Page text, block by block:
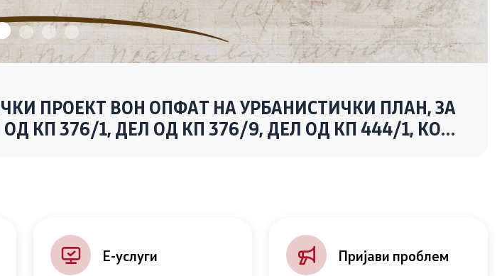
Завршени конкурси
Со еден клик до сите услуги
ПРОЕКТ ВОН ОПФАТ НА УРБАНИСТИЧКИ ПЛАН, ЗА
КП 376/1, ДЕЛ ОД КП 376/9, ДЕЛ ОД КП 444/1, КО
Е-услуги Пријави проблем